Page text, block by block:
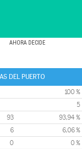
AHORA DECIDE
DEL PUERTO
100 %
5
93 93,94 %
6 6,06 %
0 0 %